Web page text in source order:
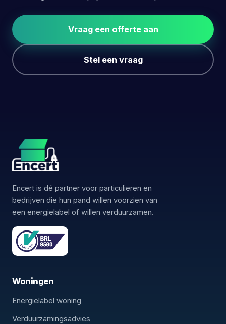
Vraag een offerte aan
Stel een vraag
Encert is dé partner voor particulieren en
bedrijven die hun pand willen voorzien van
een energielabel of willen verduurzamen.
Woningen
Energielabel woning
Verduurzamingsadvies